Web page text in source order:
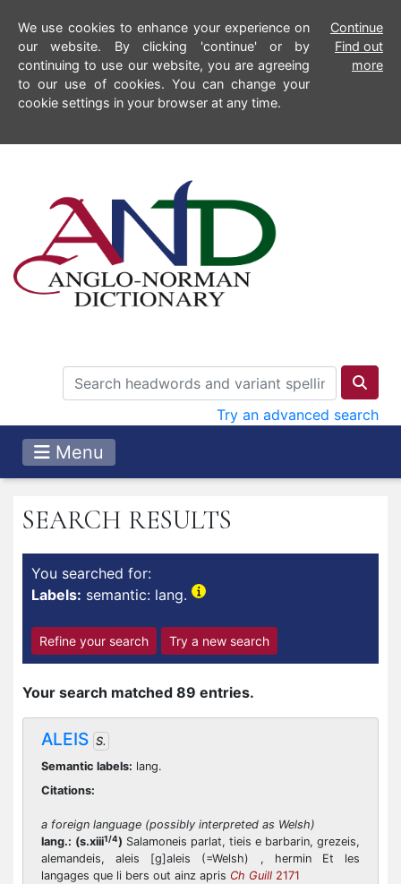
We use cookies to enhance your experience on
our website. By clicking 'continue' or by
continuing to use our website, you are agreeing
to our use of cookies. You can change your
cookie settings in your browser at any time.
Continue
Find out
more
Try an advanced search
Menu
SEARCH RESULTS
You searched for:
Labels: semantic: lang.
Refine your search Try a new search
Your search matched 89 entries.
ALEIS S.
Semantic labels: lang.
Citations:
a foreign language (possibly interpreted as Welsh)
lang.: (s.xiii1/4) Salamoneis parlat, tieis e barbarin, grezeis,
alemandeis, aleis [g]aleis (=Welsh) , hermin Et les
langages que li bers out ainz apris Ch Guill 2171